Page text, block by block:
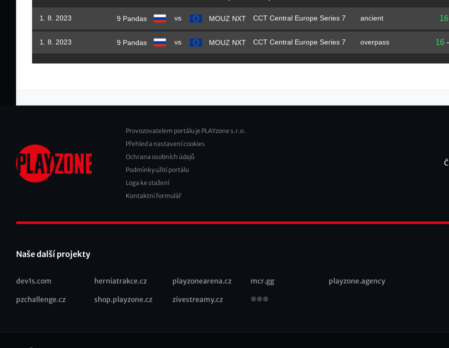
1. 8. 2023 9 Pandas vs MOUZ NXT CCT Central Europe Series 7 ancient 16
1. 8. 2023 9 Pandas vs MOUZ NXT CCT Central Europe Series 7 overpass 16
Footer
2
Provozovatelem portálu je PLAYzone s.r.o.
Přehled a nastavení cookies
Ochrana osobních údajů
Podmínky užití portálu
Loga ke stažení
Kontaktní formulář
Naše další projekty
Recommended
dev1s.com herniatrakce.cz playzonearena.cz mcr.gg playzone.agency
pzchallenge.cz shop.playzone.cz zivestreamy.cz